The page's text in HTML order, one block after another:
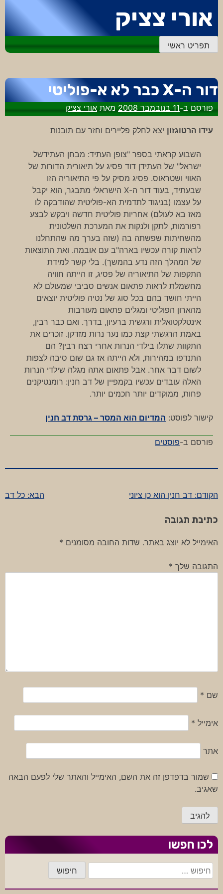
לתוכן
אורי צציק
תפריט ראשי
דור ה-X כבר לא א-פוליטי
פורסם ב-11 בנובמבר 2008 מאתאורי צציק
עידו הרטוגזון יצא לחלק פליירים וחזר עם תובנות
השבוע קראתי בספר "צופן העתיד: מבחן העתידשל
ישראל" של העתידן דוד פסיג על תיאורית הדורות של
האווי ושטראוס. פסיג מסיק על פי התיאוריה הזו
שבעתיד, בעוד דור ה-X הישראלי מתבגר, הוא יקבל
על עצמו (בניגוד לתדמית הא-פוליטית שהודבקה לו
מאז בא לעולם) אחריות פוליטית חדשה ויבקש לבצע
רפורמות, לתקן ולנקות את המערכת השלטונית
מהשחיתות שפשתה בה (שזה בערך מה שהתחלנו
לראות קורה עכשיו בארה"ב עם אובמה. ואת התוצאות
של המהלך הזה נדע בהמשך). בלי קשר למידת
התקפות של התיאוריה של פסיג, זו הייתה חוויה
מחשמלת לראות פתאום אנשים סביבי שמעולם לא
הייתי חושד בהם בכל סוג של נטיה פוליטית יוצאים
מהארון הפוליטי ומגלים פתאום מעורבות
אינטלקטואלית ורגשית ברעיון, בדרך. ואם כבר רבין,
באמת הרגשתי קצת כמו נער נרות מזדקן. זוכרים את
התקוות שתלו בילדי הנרות אחרי רצח רבין? הם
התנדפו במהירות, ולא הייתה אז גם שום סיבה לצפות
לשום דבר אחר. אבל פתאום אתה מגלה שילדי הנרות
האלה עובדים עכשיו בקמפיין של דב חנין: רומנטיקנים
פחות, ממוקדים יותר חכמים יותר.
קישור לפוסט: המדיום הוא המסר – גרסת דב חנין
פורסם ב-פוסטים
ניווט
הקודם: דב חנין הוא כן ציוני הבא: כל דב
כתיבת תגובה
האימייל לא יוצג באתר. שדות החובה מסומנים *
התגובה שלך *
שם *
אימייל *
אתר
שמור בדפדפן זה את השם, האימייל והאתר שלי לפעם הבאה
שאגיב.
לכו חפשו
חיפוש: